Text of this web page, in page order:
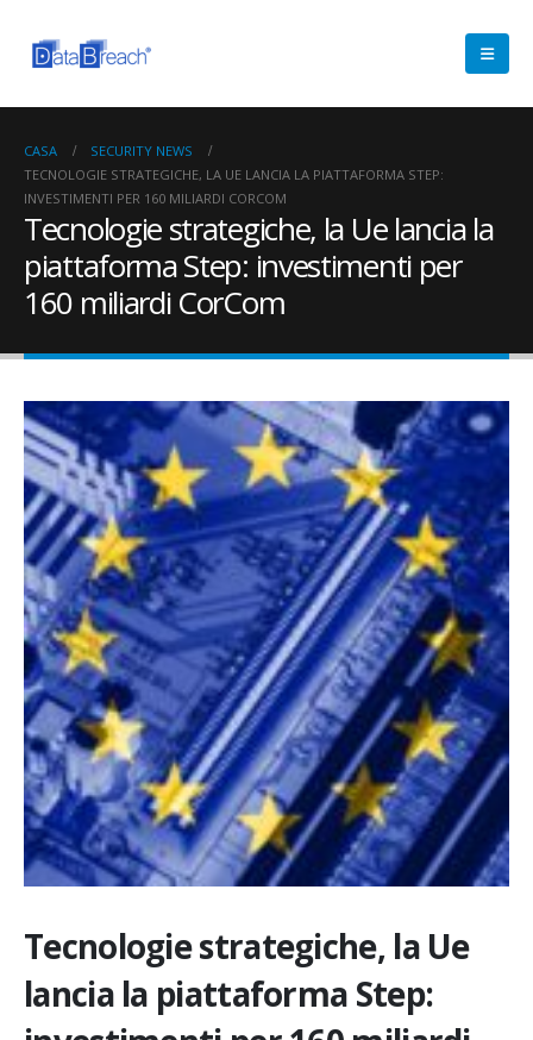
CASA
SECURITY NEWS
TECNOLOGIE STRATEGICHE, LA UE LANCIA LA PIATTAFORMA STEP:
INVESTIMENTI PER 160 MILIARDI CORCOM
Tecnologie strategiche, la Ue lancia la
piattaforma Step: investimenti per
160 miliardi CorCom
Tecnologie strategiche, la Ue
lancia la piattaforma Step: